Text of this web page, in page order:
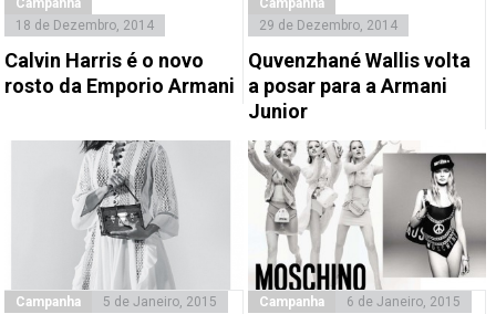
Campanha
18 de Dezembro, 2014
Calvin Harris é o novo
rosto da Emporio Armani
Campanha
29 de Dezembro, 2014
Quvenzhané Wallis volta
a posar para a Armani
Junior
Campanha 5 de Janeiro, 2015 Campanha 6 de Janeiro, 2015